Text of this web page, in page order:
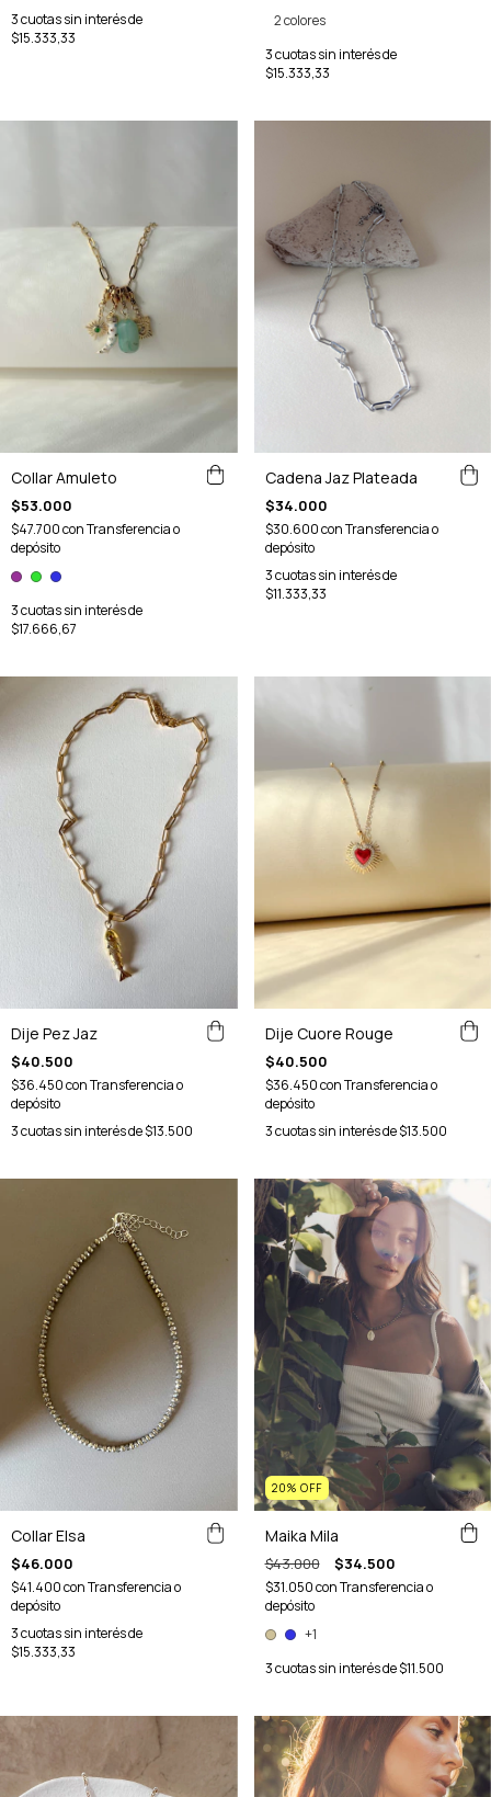
3cuotas sin interés de
$15.333,33
2 colores
3cuotas sin interés de
$15.333,33
Collar Amuleto
$53.000
$47.700conTransferencia o
depósito
3cuotas sin interés de
$17.666,67
Cadena Jaz Plateada
$34.000
$30.600conTransferencia o
depósito
3cuotas sin interés de
$11.333,33
Dije Pez Jaz
$40.500
$36.450conTransferencia o
depósito
3cuotas sin interés de$13.500
Dije Cuore Rouge
$40.500
$36.450conTransferencia o
depósito
3cuotas sin interés de$13.500
Collar Elsa
$46.000
$41.400conTransferencia o
depósito
3cuotas sin interés de
$15.333,33
20% OFF
Maika Mila
$43.000 $34.500
$31.050conTransferencia o
depósito
+1
3cuotas sin interés de$11.500